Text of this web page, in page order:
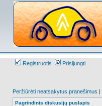
Registruotis Prisijungti
Peržiūrėti neatsakytus pranešimus |
Pagrindinis diskusijų puslapis